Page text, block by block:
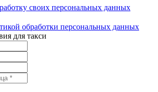
своих персональных данных
обработки персональных данных
для такси